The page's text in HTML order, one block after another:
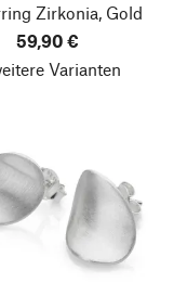
Zirkonia, Gold
59,90 €
Varianten